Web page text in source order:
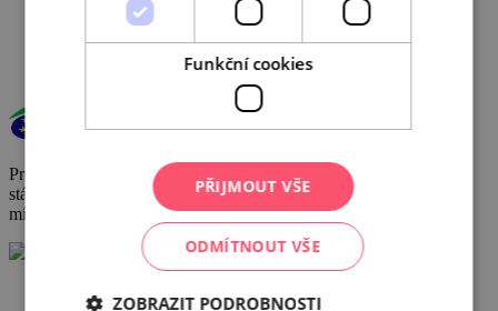
Provoz a činnost DMO byly podpořeny za přispění prostředků
státního rozpočtu České republiky z programu Ministerstva pro
místní rozvoj.
+420 602 162 829
Funkční cookies
PŘIJMOUT VŠE
ODMÍTNOUT VŠE
ZOBRAZIT PODROBNOSTI